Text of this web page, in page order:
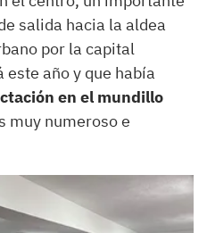
salida hacia la aldea
por la capital
año y que había
en el mundillo
muy numeroso e